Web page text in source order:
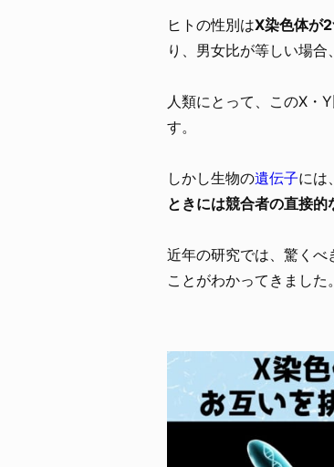
ヒトの性別はX染色体が2
り、男女比が等しい場合
人類にとって、このX・
す。
しかし生物の遺伝子には、
ときには競合者の直接的
近年の研究では、驚くべ
ことがわかってきました。